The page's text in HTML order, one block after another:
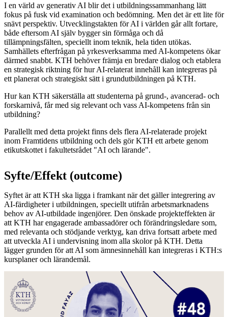
I en värld av generativ AI blir det i utbildningssammanhang lätt
fokus på fusk vid examination och bedömning. Men det är ett lite för
snävt perspektiv. Utvecklingstakten för AI i världen går allt fortare,
både eftersom AI själv bygger sin förmåga och då
tillämpningsfälten, speciellt inom teknik, hela tiden utökas.
Samhällets efterfrågan på yrkesverksamma med AI-kompetens ökar
därmed snabbt. KTH behöver främja en bredare dialog och etablera
en strategisk riktning för hur AI-relaterat innehåll kan integreras på
ett planerat och strategiskt sätt i grundutbildningen på KTH.
Hur kan KTH säkerställa att studenterna på grund-, avancerad- och
forskarnivå, får med sig relevant och vass AI-kompetens från sin
utbildning?
Parallellt med detta projekt finns dels flera AI-relaterade projekt
inom Framtidens utbildning och dels gör KTH ett arbete genom
etikutskottet i fakultetsrådet "AI och lärande".
Syfte/Effekt (outcome)
Syftet är att KTH ska ligga i framkant när det gäller integrering av
AI-färdigheter i utbildningen, speciellt utifrån arbetsmarknadens
behov av AI-utbildade ingenjörer. Den önskade projekteffekten är
att KTH har engagerade ambassadörer och förändringsledare som,
med relevanta och stödjande verktyg, kan driva fortsatt arbete med
att utveckla AI i undervisning inom alla skolor på KTH. Detta
lägger grunden för att AI som ämnesinnehåll kan integreras i KTH:s
kursplaner och lärandemål.